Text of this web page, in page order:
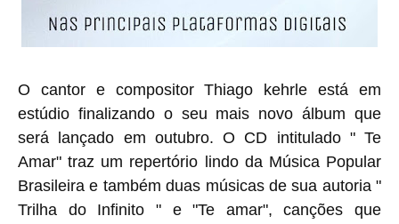
O cantor e compositor Thiago kehrle está em
estúdio finalizando o seu mais novo álbum que
será lançado em outubro. O CD intitulado " Te
Amar" traz um repertório lindo da Música Popular
Brasileira e também duas músicas de sua autoria "
Trilha do Infinito " e "Te amar", canções que